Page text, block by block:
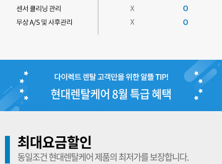
현대렌탈케어 8월 특급 혜택
최대요금할인
동일조건 현대렌탈케어 제품의 최저가를 보장합니다.